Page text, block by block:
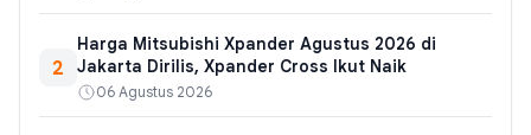
2
Harga Mitsubishi Xpander Agustus 2026 di
Jakarta Dirilis, Xpander Cross Ikut Naik
06 Agustus 2026